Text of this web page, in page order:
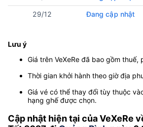
29/12 Đang cập nhật
Lưu ý
Giá trên VeXeRe đã bao gồm thuế,
Thời gian khởi hành theo giờ địa
Giá vé có thể thay đổi tùy thuộc
hạng ghế được chọn.
Cập nhật hiện tại của VeXeRe